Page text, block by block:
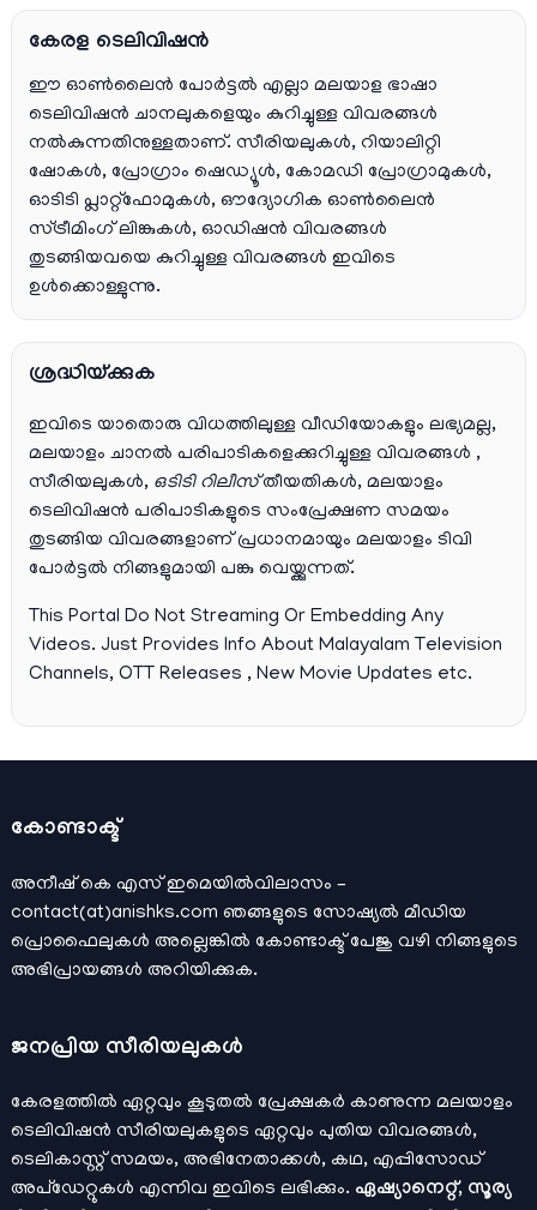
കേരള ടെലിവിഷൻ
ഈ ഓൺലൈൻ പോർട്ടൽ എല്ലാ മലയാള ഭാഷാ
ടെലിവിഷൻ ചാനലുകളെയും കുറിച്ചുള്ള വിവരങ്ങൾ
നൽകുന്നതിനുള്ളതാണ്. സീരിയലുകൾ, റിയാലിറ്റി
ഷോകൾ, പ്രോഗ്രാം ഷെഡ്യൂൾ, കോമഡി പ്രോഗ്രാമുകൾ,
ഓടിടി പ്ലാറ്റ്‌ഫോമുകൾ, ഔദ്യോഗിക ഓൺലൈൻ
സ്ട്രീമിംഗ് ലിങ്കുകൾ, ഓഡിഷൻ വിവരങ്ങൾ
തുടങ്ങിയവയെ കുറിച്ചുള്ള വിവരങ്ങൾ ഇവിടെ
ഉൾക്കൊള്ളുന്നു.
ശ്രദ്ധിയ്ക്കുക
ഇവിടെ യാതൊരു വിധത്തിലുള്ള വീഡിയോകളും ലഭ്യമല്ല,
മലയാളം ചാനല്‍ പരിപാടികളെക്കുറിച്ചുള്ള വിവരങ്ങള്‍ ,
സീരിയലുകള്‍, ഒടിടി റിലീസ്തീയതികള്‍, മലയാളം
ടെലിവിഷന്‍ പരിപാടികളുടെ സംപ്രേക്ഷണ സമയം
തുടങ്ങിയ വിവരങ്ങളാണ് പ്രധാനമായും മലയാളം ടിവി
പോര്‍ട്ടല്‍ നിങ്ങളുമായി പങ്കു വെയ്ക്കുന്നത്.
This Portal Do Not Streaming Or Embedding Any
Videos. Just Provides Info About Malayalam Television
Channels, OTT Releases , New Movie Updates etc.
കോണ്ടാക്ട്
അനീഷ്‌ കെ എസ് ഇമെയില്‍വിലാസം –
contact(at)anishks.com ഞങ്ങളുടെ സോഷ്യല്‍ മീഡിയ
പ്രൊഫൈലുകള്‍ അല്ലെങ്കില്‍ കോണ്ടാക്ട്പേജു വഴി നിങ്ങളുടെ
അഭിപ്രായങ്ങള്‍ അറിയിക്കുക.
ജനപ്രിയ സീരിയലുകള്‍
കേരളത്തിൽ ഏറ്റവും കൂടുതൽ പ്രേക്ഷകർ കാണുന്ന മലയാളം
ടെലിവിഷൻ സീരിയലുകളുടെ ഏറ്റവും പുതിയ വിവരങ്ങൾ,
ടെലികാസ്റ്റ് സമയം, അഭിനേതാക്കൾ, കഥ, എപ്പിസോഡ്
അപ്ഡേറ്റുകൾ എന്നിവ ഇവിടെ ലഭിക്കും. ഏഷ്യാനെറ്റ്, സൂര്യ